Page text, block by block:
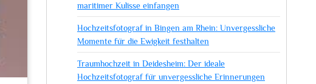
maritimer Kulisse einfangen
Hochzeitsfotograf in Bingen am Rhein: Unvergessliche
Momente für die Ewigkeit festhalten
Traumhochzeit in Deidesheim: Der ideale
Hochzeitsfotograf für unvergessliche Erinnerungen